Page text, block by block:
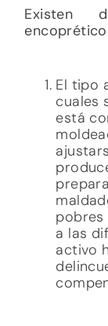
Existen
El tipo
cuales
está
pobres
a las
activo